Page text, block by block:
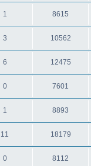
1 8615
3 10562
6 12475
0 7601
1 8893
11 18179
0 8112